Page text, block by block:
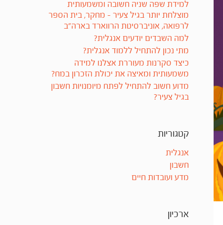
למידת שפה שניה חשובה ומשמעותית
מוצלחת יותר בגיל צעיר – מחקר, בית הספר
לרפואה, אוניברסיטת הרווארד בארה"ב
למה השבדים יודעים אנגלית?
מתי נכון להתחיל ללמוד אנגלית?
כיצד סקרנות מעוררת אצלנו למידה
משמעותית ומאיצה את יכולת הזכרון במח?
מדוע חשוב להתחיל לפתח מיומנויות חשבון
בגיל צעיר?
קטגוריות
אנגלית
חשבון
מדע ועובדות חיים
ארכיון